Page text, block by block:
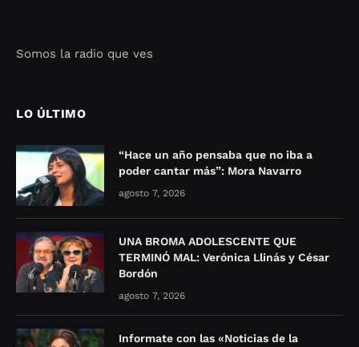
Somos la radio que ves
LO ÚLTIMO
“Hace un año pensaba que no iba a
poder cantar más”: Mora Navarro
agosto 7, 2026
UNA BROMA ADOLESCENTE QUE
TERMINÓ MAL: Verónica Llinás y César
Bordón
agosto 7, 2026
Informate con las «Noticias de la